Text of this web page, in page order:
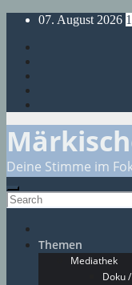
Skip
content
07. August 2026
Deine Stimme im
Themen
Mediathek
Doku